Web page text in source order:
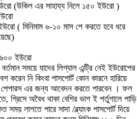
(উকিল এর সাহায্য নিলে ১৫০ ইউরো )
( মিনিমাম ৬-১০ মাস পে করতে হবে ধরে
ইউরো
সময়ে যাদের লিগ্যাল এন্ট্রি নেই ইউরোপের
করেন নি কিংবা পাসপোর্ট কোন কারনে হারিয়ে
পেপারস এর জন্য আবেদন করতে পারবেন । ফল
গ্রিসে অবৈধ থাকা বেশির ভাগ ই পর্তুগালে পাড়ি
লাগতে পারে সাদা /ব্ল্যাংক পাসপোর্ট দিয়ে